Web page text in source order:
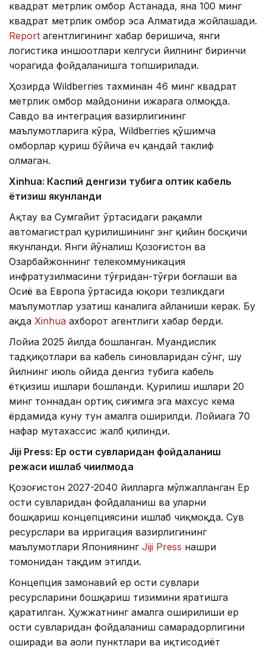
квадрат метрлик омбор Астанада, яна 100 минг
квадрат метрлик омбор эса Алматида жойлашади.
Report агентлигининг хабар беришича, янги
логистика иншоотлари келгуси йилнинг биринчи
чорагида фойдаланишга топширилади.
Ҳозирда Wildberries тахминан 46 минг квадрат
метрлик омбор майдонини ижарага олмоқда.
Савдо ва интеграция вазирлигининг
маълумотларига кўра, Wildberries қўшимча
омборлар қуриш бўйича ҳеч қандай таклиф
олмаган.
Xinhuа: Каспий денгизи тубига оптик кабель
ётқизиш якунланди
Ақтау ва Сумгайит ўртасидаги рақамли
автомагистрал қурилишининг энг қийин босқичи
якунланди. Янги йўналиш Қозоғистон ва
Озарбайжоннинг телекоммуникация
инфратузилмасини тўғридан-тўғри боғлаши ва
Осиё ва Европа ўртасида юқори тезликдаги
маълумотлар узатиш каналига айланиши керак. Бу
ҳақда Xinhua ахборот агентлиги хабар берди.
Лойиҳа 2025 йилда бошланган. Муҳандислик
тадқиқотлари ва кабель синовларидан сўнг, шу
йилнинг июль ойида денгиз тубига кабель
ётқизиш ишлари бошланди. Қурилиш ишлари 20
минг тоннадан ортиқ сиғимга эга махсус кема
ёрдамида куну тун амалга оширилди. Лойиҳага 70
нафар мутахассис жалб қилинди.
Jiji Press: Ер ости сувларидан фойдаланиш
режаси ишлаб чиқилмоқда
Қозоғистон 2027-2040 йилларга мўлжалланган Ер
ости сувларидан фойдаланиш ва уларни
бошқариш концепциясини ишлаб чиқмоқда. Сув
ресурслари ва ирригация вазирлигининг
маълумотлари Япониянинг Jiji Press нашри
томонидан тақдим этилди.
Концепция замонавий ер ости сувлари
ресурсларини бошқариш тизимини яратишга
қаратилган. Ҳужжатнинг амалга оширилиши ер
ости сувларидан фойдаланиш самарадорлигини
оширади ва аҳоли пунктлари ва иқтисодиёт